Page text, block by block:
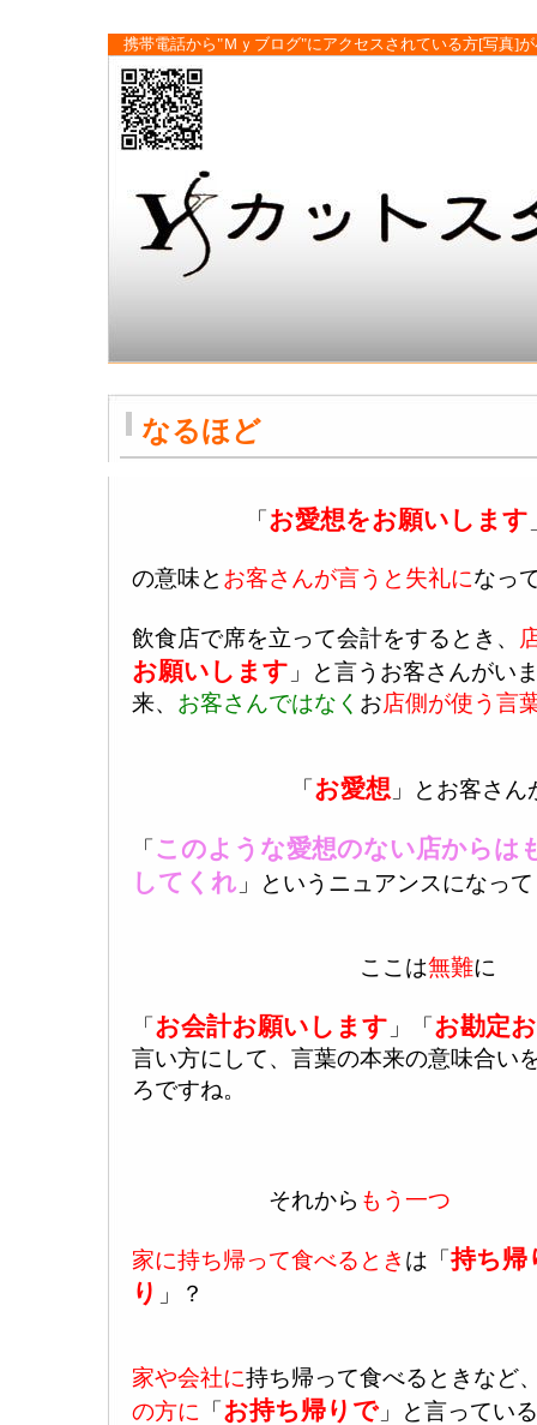
携帯電話から"Ｍｙブログ"にアクセスされている方[写真]
なるほど
「 お愛想をお願いします
の意味と お客さんが言うと失礼になっ
飲食店で席を立って会計をするとき、
お願いします 」と言うお客さんがい
来、 お客さんではなく お店側が使う言
「 お愛想 」とお客さん
「 このような愛想のない店からは
してくれ 」というニュアンスになっ
ここは無難に
「 お会計お願いします 」「 お勘定
言い方にして、言葉の本来の意味合い
ろですね。
それから もう一つ
家に持ち帰って食べるとき は「持ち帰
り 」？
家や会社に持ち帰って食べるときなど
の方に 「 お持ち帰りで」と言ってい